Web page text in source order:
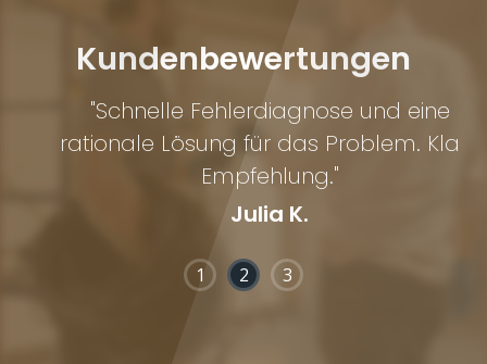
Kundenbewertungen
"Schnelle Fehlerdiagnose und eine
rationale Lösung für das Problem. Klare
Empfehlung."
Julia K.
1 2 3